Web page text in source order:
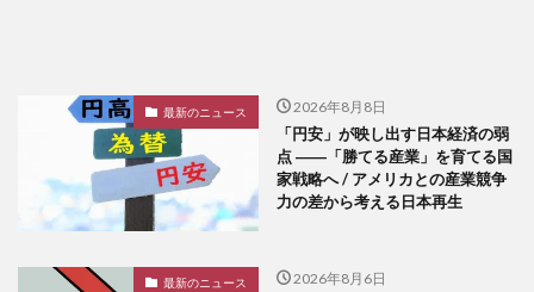
最新のニュース 2026年8月8日
「円安」が映し出す日本経済の弱
点 ――「勝てる産業」を育てる国
家戦略へ / アメリカとの産業競争
力の差から考える日本再生
最新のニュース 2026年8月6日